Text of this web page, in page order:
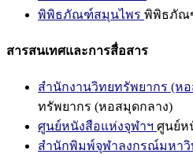
พิพิธภัณฑ์สมุนไพร พิพิธภัณ
สารสนเทศและการสื่อสาร
สำนักงานวิทยทรัพยากร (ห
ทรัพยากร (หอสมุดกลาง)
ศูนย์หนังสือแห่งจุฬาฯ ศูนย์ห
สำนักพิมพ์จุฬาลงกรณ์มหาวิ